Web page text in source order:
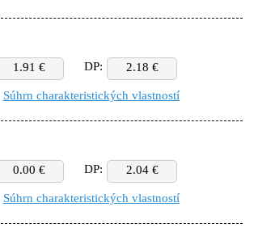
1.91 € DP: 2.18 €
Súhrn charakteristických vlastností
0.00 € DP: 2.04 €
Súhrn charakteristických vlastností